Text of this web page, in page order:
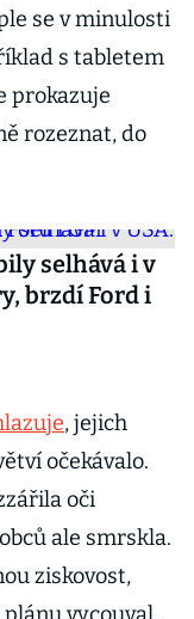
se v minulosti
s tabletem
prokazuje
rozeznat, do
selhává i v
brzdí Ford i
, jejich
očekávalo.
oči
ale smrskla.
ziskovost,